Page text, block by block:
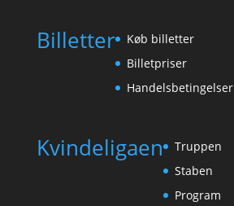
Billetter
Køb billetter
Billetpriser
Handelsbetingelser
Kvindeligaen
Truppen
Staben
Program